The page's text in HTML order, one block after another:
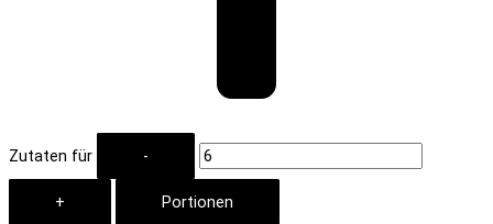
Zutaten für